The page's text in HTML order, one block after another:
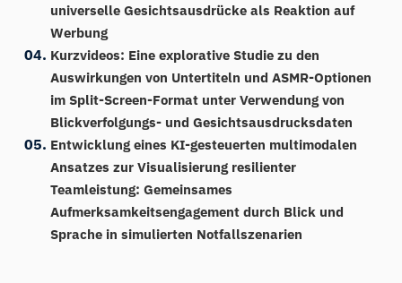
universelle Gesichtsausdrücke als Reaktion auf
Werbung
Kurzvideos: Eine explorative Studie zu den
Auswirkungen von Untertiteln und ASMR-Optionen
im Split-Screen-Format unter Verwendung von
Blickverfolgungs- und Gesichtsausdrucksdaten
Entwicklung eines KI-gesteuerten multimodalen
Ansatzes zur Visualisierung resilienter
Teamleistung: Gemeinsames
Aufmerksamkeitsengagement durch Blick und
Sprache in simulierten Notfallszenarien